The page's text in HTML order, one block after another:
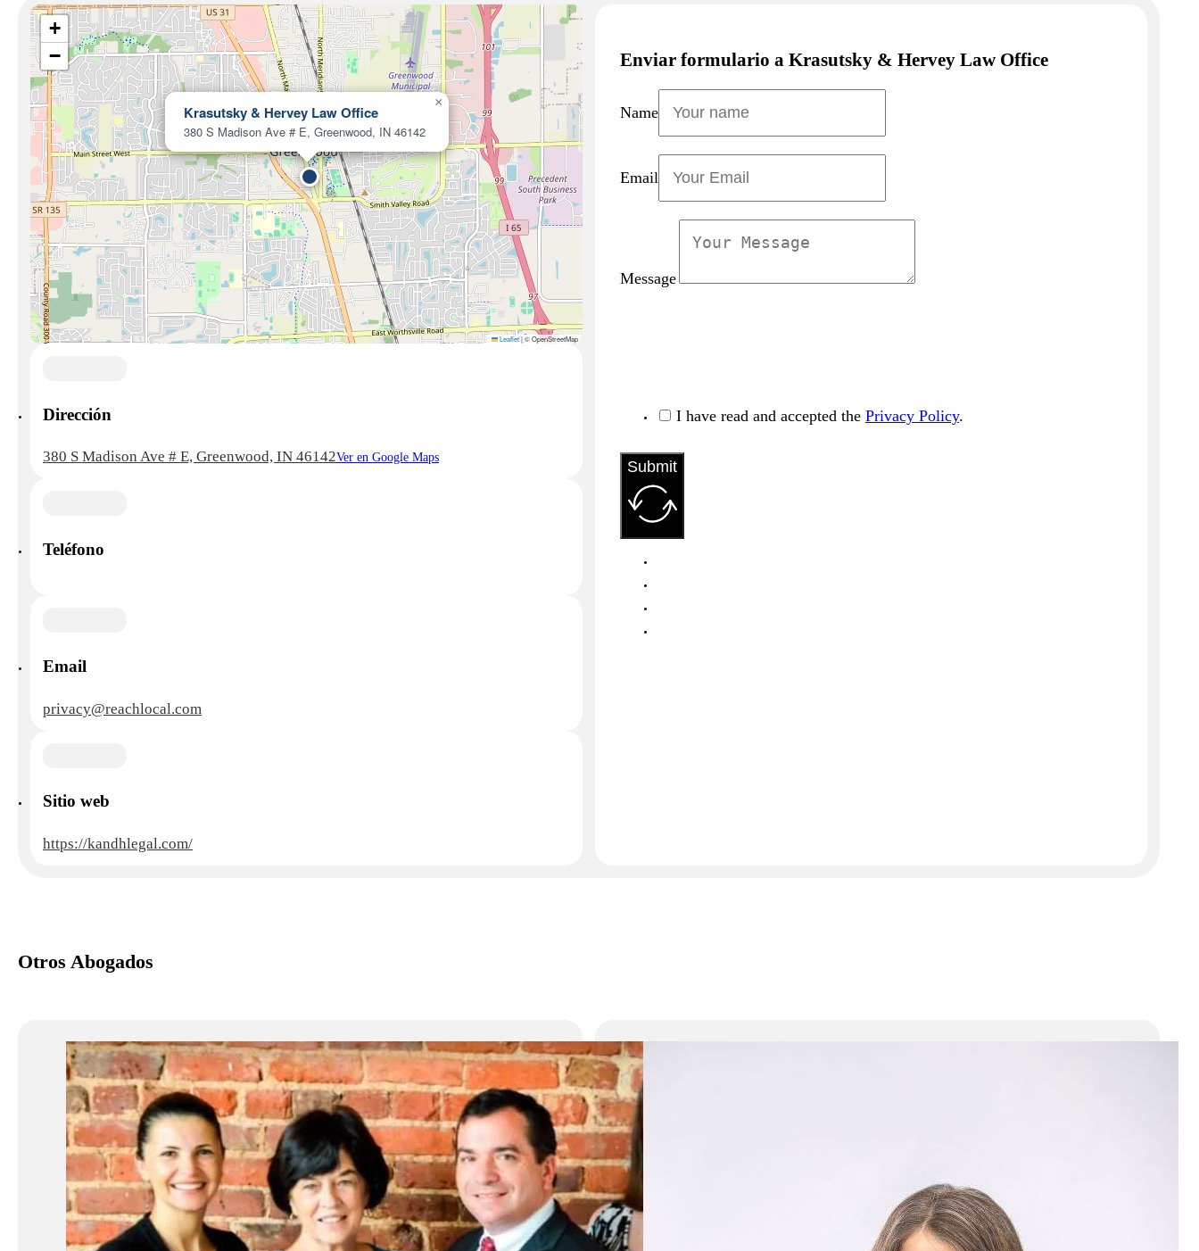
Krasutsky & Hervey Law Office
380 S Madison Ave # E, Greenwood, IN 46142
×
+
−
Leaflet|© OpenStreetMap
Dirección
380 S Madison Ave # E, Greenwood, IN 46142Ver en Google Maps
Teléfono
Email
privacy@reachlocal.com
Sitio web
https://kandhlegal.com/
Enviar formulario a Krasutsky & Hervey Law Office
Name
Email
Message
I have read and accepted the Privacy Policy.
Submit
Otros Abogados